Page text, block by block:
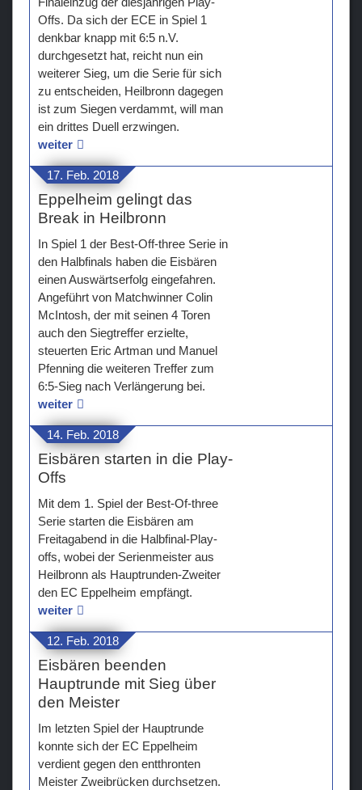
Offs. Da sich der ECE in Spiel 1
denkbar knapp mit 6:5 n.V.
durchgesetzt hat, reicht nun ein
weiterer Sieg, um die Serie für sich
zu entscheiden, Heilbronn dagegen
ist zum Siegen verdammt, will man
ein drittes Duell erzwingen.
weiter
17. Feb. 2018
Eppelheim gelingt das
Break in Heilbronn
In Spiel 1 der Best-Off-three Serie in
den Halbfinals haben die Eisbären
einen Auswärtserfolg eingefahren.
Angeführt von Matchwinner Colin
McIntosh, der mit seinen 4 Toren
auch den Siegtreffer erzielte,
steuerten Eric Artman und Manuel
Pfenning die weiteren Treffer zum
6:5-Sieg nach Verlängerung bei.
weiter
14. Feb. 2018
Eisbären starten in die Play-
Offs
Mit dem 1. Spiel der Best-Of-three
Serie starten die Eisbären am
Freitagabend in die Halbfinal-Play-
offs, wobei der Serienmeister aus
Heilbronn als Hauptrunden-Zweiter
den EC Eppelheim empfängt.
weiter
12. Feb. 2018
Eisbären beenden
Hauptrunde mit Sieg über
den Meister
Im letzten Spiel der Hauptrunde
konnte sich der EC Eppelheim
verdient gegen den entthronten
Meister Zweibrücken durchsetzen.